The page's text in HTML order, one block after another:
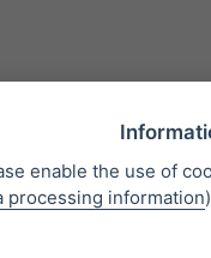
Protection des données
enable the use of
processing information